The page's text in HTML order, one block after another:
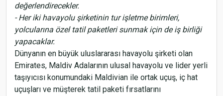
değerlendirecekler.
- Her iki havayolu şirketinin tur işletme birimleri,
yolcularına özel tatil paketleri sunmak için de iş birliği
yapacaklar.
Dünyanın en büyük uluslararası havayolu şirketi olan
Emirates, Maldiv Adalarının ulusal havayolu ve lider yerli
taşıyıcısı konumundaki Maldivian ile ortak uçuş, iç hat
uçuşları ve müşterek tatil paketi fırsatlarını